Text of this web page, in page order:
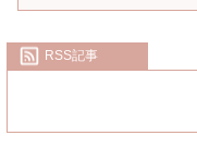
RSS記事